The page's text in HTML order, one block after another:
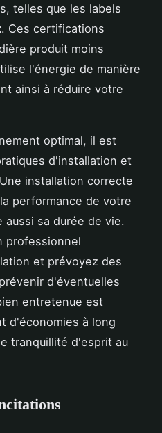
telles que les labels
. Ces certifications
produit moins
l'énergie de manière
ainsi à réduire votre
optimal, il est
d'installation et
installation correcte
performance de votre
aussi sa durée de vie.
professionnel
et prévoyez des
d'éventuelles
entretenue est
d'économies à long
tranquillité d'esprit au